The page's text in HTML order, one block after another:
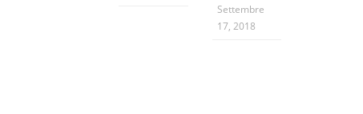
Settembre
17, 2018